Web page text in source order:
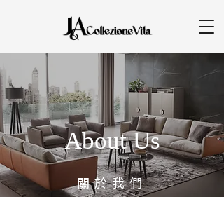
About Us
關於我們